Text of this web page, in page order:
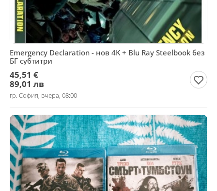
Emergency Declaration - нов 4K + Blu Ray Steelbook без
БГ субтитри
45,51 €
89,01 лв
гр. София, вчера, 08:00